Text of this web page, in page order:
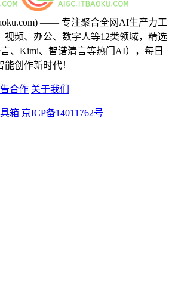
—— 专注聚合全网AI生产力工
视频、办公、数字人等12类领域，精选
、Kimi、智谱清言等热门AI），每日
创作新时代！
合作 关于我们
箱 京ICP备14011762号